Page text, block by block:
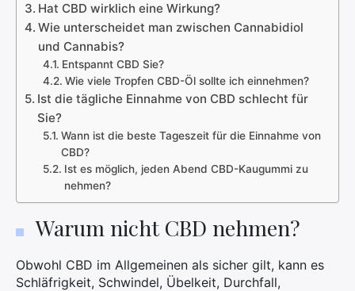
Hat CBD wirklich eine Wirkung?
Wie unterscheidet man zwischen Cannabidiol
und Cannabis?
Entspannt CBD Sie?
Wie viele Tropfen CBD-Öl sollte ich einnehmen?
Ist die tägliche Einnahme von CBD schlecht für
Sie?
Wann ist die beste Tageszeit für die Einnahme von
CBD?
Ist es möglich, jeden Abend CBD-Kaugummi zu
nehmen?
Warum nicht CBD nehmen?
Obwohl CBD im Allgemeinen als sicher gilt, kann es
Schläfrigkeit, Schwindel, Übelkeit, Durchfall,